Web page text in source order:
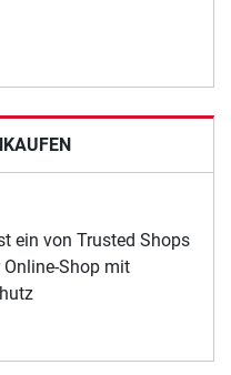
ein von Trusted Shops
Shop mit